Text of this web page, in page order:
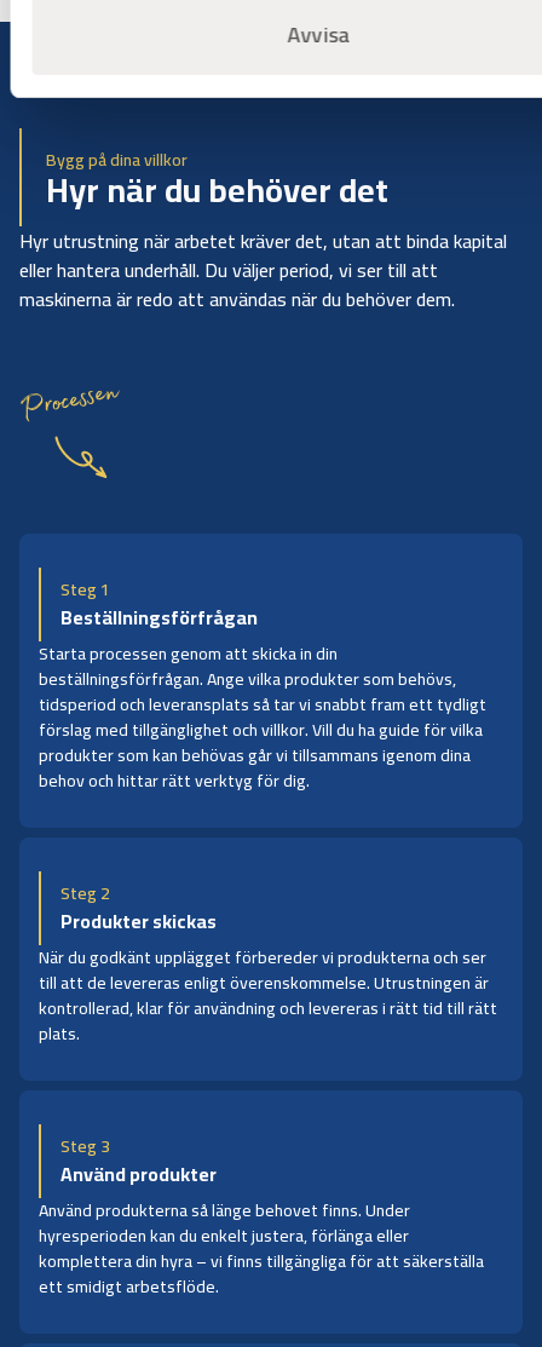
Avvisa
Bygg på dina villkor
Hyr när du behöver det
Hyr utrustning när arbetet kräver det, utan att binda kapital
eller hantera underhåll. Du väljer period, vi ser till att
maskinerna är redo att användas när du behöver dem.
Processen
Steg 1
Beställningsförfrågan
Starta processen genom att skicka in din
beställningsförfrågan. Ange vilka produkter som behövs,
tidsperiod och leveransplats så tar vi snabbt fram ett tydligt
förslag med tillgänglighet och villkor. Vill du ha guide för vilka
produkter som kan behövas går vi tillsammans igenom dina
behov och hittar rätt verktyg för dig.
Steg 2
Produkter skickas
När du godkänt upplägget förbereder vi produkterna och ser
till att de levereras enligt överenskommelse. Utrustningen är
kontrollerad, klar för användning och levereras i rätt tid till rätt
plats.
Steg 3
Använd produkter
Använd produkterna så länge behovet finns. Under
hyresperioden kan du enkelt justera, förlänga eller
komplettera din hyra – vi finns tillgängliga för att säkerställa
ett smidigt arbetsflöde.